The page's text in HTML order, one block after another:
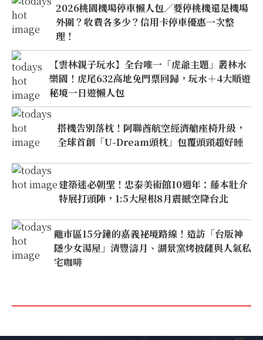
2026桃園機場停車懶人包／要停桃機還是機場
外圍？收費各多少？信用卡停車優惠一次整
理！
【雲林親子玩水】全台唯一「虎爺主題」叢林水
樂園！虎尾632高地免門票回歸，玩水＋4大順遊
秘境一日遊懶人包
搭機告別落枕！阿聯酋航空經濟艙座椅升級，
全球首創「U-Dream頭枕」包覆頭頸超好睡
建築迷必朝聖！忠泰美術館10週年：藤本壯介
特展打頭陣，1:5大屋根8月震撼空降台北
離市區15分鐘的嘉義祕境路線！造訪「台版神
隱少女湯屋」清豐濤月、湖景窯烤披薩與人氣私
宅咖啡